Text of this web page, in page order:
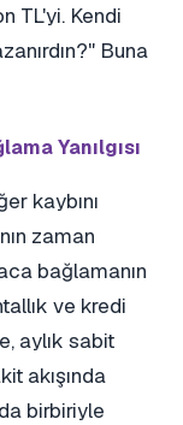
TL'yi. Kendi
Buna
Yanılgısı
kaybını
zaman
bağlamanın
ve kredi
aylık sabit
akışında
birbiriyle